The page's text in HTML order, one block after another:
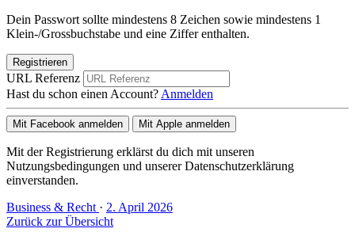
Dein Passwort sollte mindestens 8 Zeichen sowie mindestens 1
Klein-/Grossbuchstabe und eine Ziffer enthalten.
Registrieren
URL Referenz
Hast du schon einen Account? Anmelden
Mit Facebook anmelden Mit Apple anmelden
Mit der Registrierung erklärst du dich mit unseren
Nutzungsbedingungen und unserer Datenschutzerklärung
einverstanden.
Business & Recht · 2. April 2026
Zurück zur Übersicht